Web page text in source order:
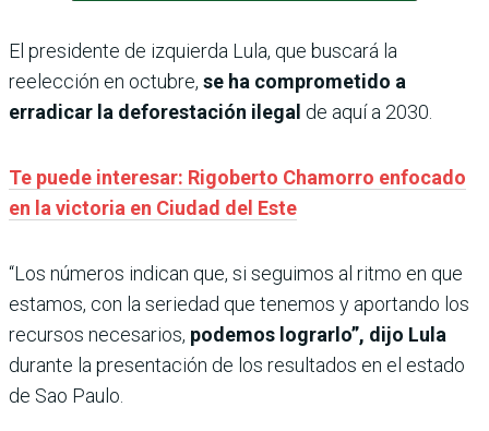
El presidente de izquierda Lula, que buscará la
reelección en octubre, se ha comprometido a
erradicar la deforestación ilegal de aquí a 2030.
Te puede interesar: Rigoberto Chamorro enfocado
en la victoria en Ciudad del Este
“Los números indican que, si seguimos al ritmo en que
estamos, con la seriedad que tenemos y aportando los
recursos necesarios, podemos lograrlo”, dijo Lula
durante la presentación de los resultados en el estado
de Sao Paulo.